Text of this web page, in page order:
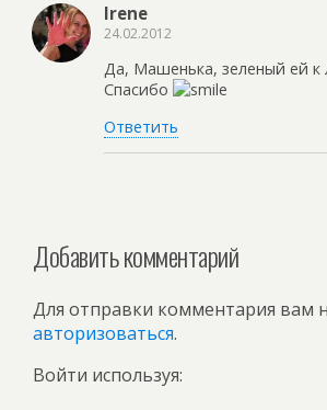
Irene
24.02.2012
Да, Машенька, зеленый ей к
Спасибо
Ответить
Добавить комментарий
Для отправки комментария вам
авторизоваться.
Войти используя: